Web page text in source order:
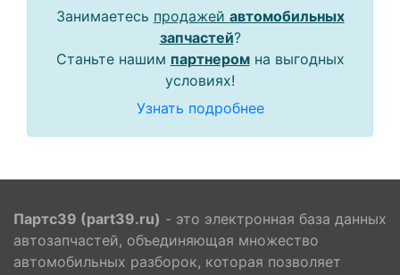
Занимаетесь продажей автомобильных
запчастей?
Станьте нашим партнеромна выгодных
условиях!
Узнать подробнее
Партс39 (part39.ru) - это электронная база данных
автозапчастей, объединяющая множество
автомобильных разборок, которая позволяет